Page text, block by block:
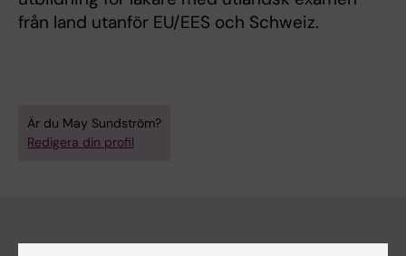
från land utanför EU/EES och Schweiz.
Är du May Sundström?
Redigera din profil